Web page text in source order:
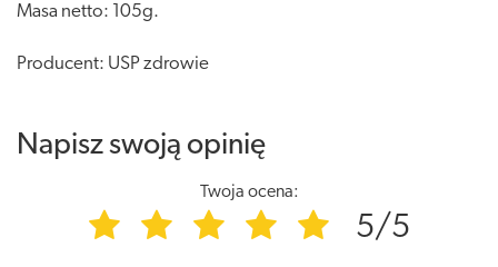
Masa netto: 105g.
Producent: USP zdrowie
Napisz swoją opinię
Twoja ocena:
5/5